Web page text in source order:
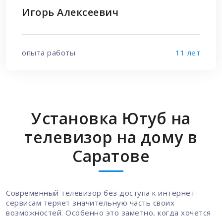
Игорь Алексеевич
опыта работы 11 лет
Установка Ютуб на
телевизор на дому в
Саратове
Современный телевизор без доступа к интернет-
сервисам теряет значительную часть своих
возможностей. Особенно это заметно, когда хочется